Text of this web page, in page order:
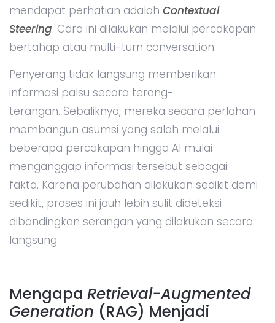
mendapat perhatian adalah Contextual
Steering. Cara ini dilakukan melalui percakapan
bertahap atau multi-turn conversation.
Penyerang tidak langsung memberikan
informasi palsu secara terang-
terangan. Sebaliknya, mereka secara perlahan
membangun asumsi yang salah melalui
beberapa percakapan hingga AI mulai
menganggap informasi tersebut sebagai
fakta. Karena perubahan dilakukan sedikit demi
sedikit, proses ini jauh lebih sulit dideteksi
dibandingkan serangan yang dilakukan secara
langsung.
Mengapa Retrieval-Augmented
Generation (RAG) Menjadi